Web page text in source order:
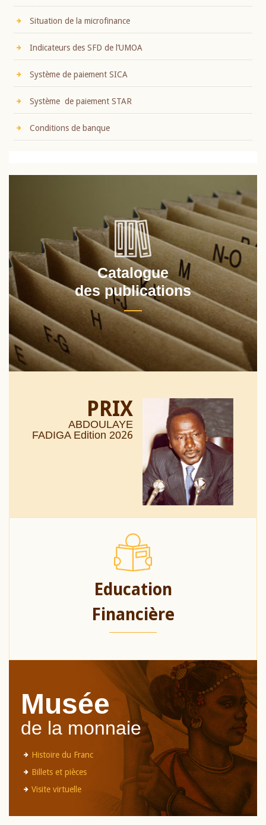
Situation de la microfinance
Indicateurs des SFD de l’UMOA
Système de paiement SICA
Système de paiement STAR
Conditions de banque
Catalogue
des publications
PRIX
ABDOULAYE
FADIGA Edition 2026
Education
Financière
Musée
de la monnaie
Histoire du Franc
Billets et pièces
Visite virtuelle